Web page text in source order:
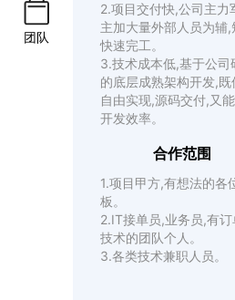
团队
2.项目交付快,公司主力
主加大量外部人员为辅,
快速完工。
3.技术成本低,基于公司
的底层成熟架构开发,既
自由实现,源码交付,又
开发效率。
合作范围
1.项目甲方,有想法的各
板。
2.IT接单员,业务员,有
技术的团队个人。
3.各类技术兼职人员。